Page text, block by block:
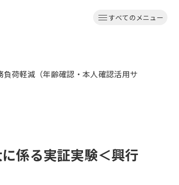
すべてのメニュー
荷軽減（年齢確認・本人確認活用サ
係る実証実験＜興行